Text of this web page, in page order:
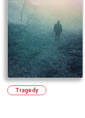
Tragedy